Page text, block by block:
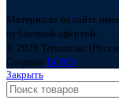
Материалы на сайте
публичной офертой.
© 2026 Теплоплас
Создано BOND
Закрыть